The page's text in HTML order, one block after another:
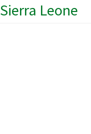
Sierra Leone